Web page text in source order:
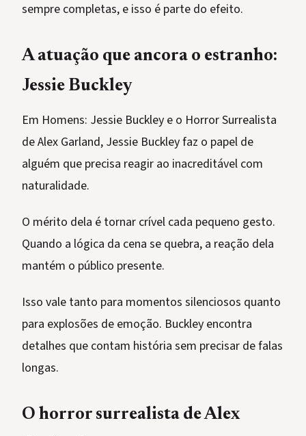
sempre completas, e isso é parte do efeito.
A atuação que ancora o estranho:
Jessie Buckley
Em Homens: Jessie Buckley e o Horror Surrealista
de Alex Garland, Jessie Buckley faz o papel de
alguém que precisa reagir ao inacreditável com
naturalidade.
O mérito dela é tornar crível cada pequeno gesto.
Quando a lógica da cena se quebra, a reação dela
mantém o público presente.
Isso vale tanto para momentos silenciosos quanto
para explosões de emoção. Buckley encontra
detalhes que contam história sem precisar de falas
longas.
O horror surrealista de Alex